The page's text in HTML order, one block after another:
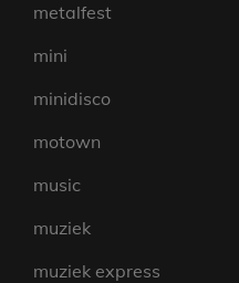
metalfest
mini
minidisco
motown
music
muziek
muziek express